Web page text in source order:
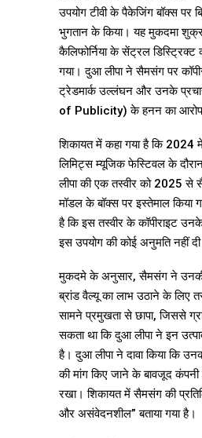
उपयोग टीवी के पैकेजिंग बॉक्स पर
भुगतान के किया। यह मुकदमा
कैलिफोर्निया के सेंट्रल डिस्ट्रिक्ट
गया। दुआ लीपा ने सैमसंग पर
ट्रेडमार्क उल्लंघन और उनके
of Publicity) के हनन का आरोप
शिकायत में कहा गया है कि 2024
लिमिट्स म्यूजिक फेस्टिवल के
लीपा की एक तस्वीर को 2025 से
मॉडल के बॉक्स पर इस्तेमाल किया
है कि इस तस्वीर के कॉपीराइट
इस उपयोग की कोई अनुमति नहीं
मुकदमे के अनुसार, सैमसंग ने
ब्रांड वैल्यू का लाभ उठाने के लिए
सामने प्रमुखता से छापा, जिससे
सकता था कि दुआ लीपा ने इन
है। दुआ लीपा ने दावा किया कि
की मांग किए जाने के बावजूद कंपनी
रखा। शिकायत में सैमसंग की
और असंवेदनशील” बताया गया है।